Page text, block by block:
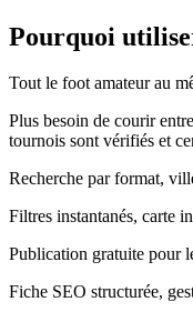
Pourquoi
Tout le foot amateur au
Plus besoin de courir
tournois sont vérifiés et
Recherche par format,
Filtres instantanés, carte
Publication gratuite pour
Fiche SEO structurée,